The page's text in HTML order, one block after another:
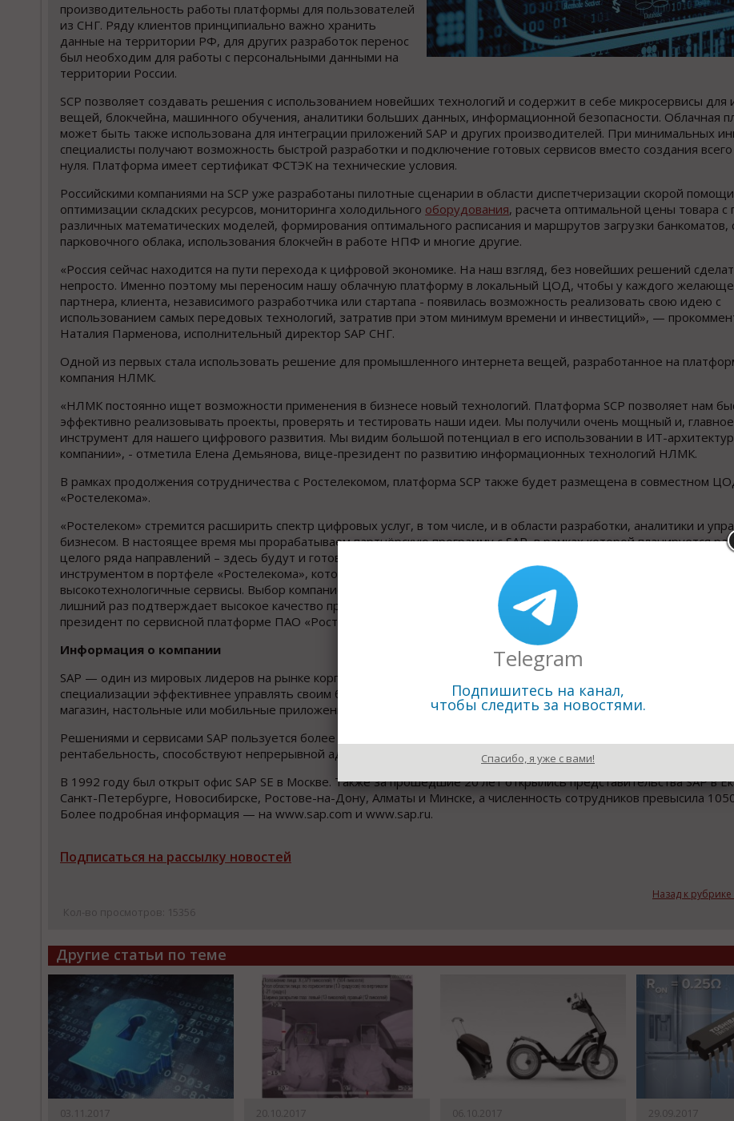
производительность работы платформы для пользователей
из СНГ. Ряду клиентов принципиально важно хранить
данные на территории РФ, для других разработок перенос
был необходим для работы с персональными данными на
территории России.
SCP позволяет создавать решения с использованием новейших технологий и содержит в себе микросервисы для
вещей, блокчейна, машинного обучения, аналитики больших данных, информационной безопасности. Облачная
может быть также использована для интеграции приложений SAP и других производителей. При минимальных
специалисты получают возможность быстрой разработки и подключение готовых сервисов вместо создания всего
нуля. Платформа имеет сертификат ФСТЭК на технические условия.
Российскими компаниями на SCP уже разработаны пилотные сценарии в области диспетчеризации скорой
оптимизации складских ресурсов, мониторинга холодильного оборудования, расчета оптимальной цены товара
различных математических моделей, формирования оптимального расписания и маршрутов загрузки банкоматов,
парковочного облака, использования блокчейн в работе НПФ и многие другие.
«Россия сейчас находится на пути перехода к цифровой экономике. На наш взгляд, без новейших решений
непросто. Именно поэтому мы переносим нашу облачную платформу в локальный ЦОД, чтобы у каждого
партнера, клиента, независимого разработчика или стартапа - появилась возможность реализовать свою идею с
использованием самых передовых технологий, затратив при этом минимум времени и инвестиций», —
Наталия Парменова, исполнительный директор SAP СНГ.
Одной из первых стала использовать решение для промышленного интернета вещей, разработанное на
компания НЛМК.
«НЛМК постоянно ищет возможности применения в бизнесе новый технологий. Платформа SCP позволяет нам
эффективно реализовывать проекты, проверять и тестировать наши идеи. Мы получили очень мощный и,
инструмент для нашего цифрового развития. Мы видим большой потенциал в его использовании в ИТ-
компании», - отметила Елена Демьянова, вице-президент по развитию информационных технологий НЛМК.
В рамках продолжения сотрудничества с Ростелекомом, платформа SCP также будет размещена в совместном
«Ростелекома».
«Ростелеком» стремится расширить спектр цифровых услуг, в том числе, и в области разработки, аналитики и
бизнесом. В настоящее время мы прорабатываем партнёрскую программу с SAP, в рамках которой планируется
целого ряда направлений – здесь будут и готовые услуги, и средства для их создания. SAP Cloud Platform станет
инструментом в портфеле «Ростелекома», который позволит нашим клиентам и партнёрам создавать новые,
высокотехнологичные сервисы. Выбор компанией SAP «Ростелекома» в качестве партнера и поставщика услуг
лишний раз подтверждает высокое качество предоставляемых компанией услуг», - прокомментировал Роман
президент по сервисной платформе ПАО «Ростелеком».
Информация о компании
SAP — один из мировых лидеров на рынке корпоративных приложений. Компания помогает организациям любого
специализации эффективнее управлять своим бизнесом, будь то вспомогательные службы или совет директоров,
магазин, настольные или мобильные приложения.
Решениями и сервисами SAP пользуется более 345 000 клиентов, передовые технологии компании гарантируют
рентабельность, способствуют непрерывной адаптации и устойчивому росту.
В 1992 году был открыт офис SAP SE в Москве. Также за прошедшие 20 лет открылись представительства SAP в
Санкт-Петербурге, Новосибирске, Ростове-на-Дону, Алматы и Минске, а численность сотрудников превысила
Более подробная информация — на www.sap.com и www.sap.ru.
Подписаться на рассылку новостей
Назад к рубрике
Кол-во просмотров: 15356
Другие статьи по теме
03.11.2017
20.10.2017
06.10.2017
29.09.2017
Telegram
Подпишитесь на канал,
чтобы следить за новостями.
Спасибо, я уже с вами!